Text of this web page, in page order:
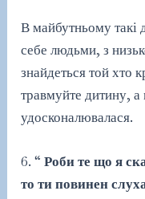
В майбутньому такі
себе людьми, з
знайдеться той хто
травмуйте дитину, а
удосконалювалася.
6. “ Роби те що я
то ти повинен